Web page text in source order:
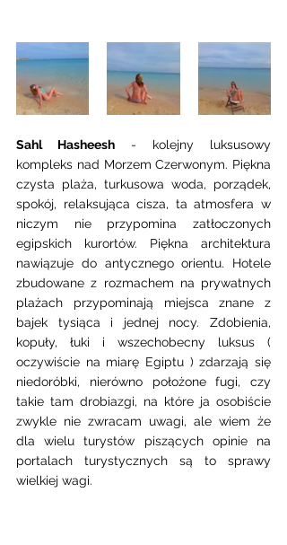
Sahl Hasheesh - kolejny luksusowy
kompleks nad Morzem Czerwonym. Piękna
czysta plaża, turkusowa woda, porządek,
spokój, relaksująca cisza, ta atmosfera w
niczym nie przypomina zatłoczonych
egipskich kurortów. Piękna architektura
nawiązuje do antycznego orientu. Hotele
zbudowane z rozmachem na prywatnych
plażach przypominają miejsca znane z
bajek tysiąca i jednej nocy. Zdobienia,
kopuły, łuki i wszechobecny luksus (
oczywiście na miarę Egiptu ) zdarzają się
niedoróbki, nierówno położone fugi, czy
takie tam drobiazgi, na które ja osobiście
zwykle nie zwracam uwagi, ale wiem że
dla wielu turystów piszących opinie na
portalach turystycznych są to sprawy
wielkiej wagi.